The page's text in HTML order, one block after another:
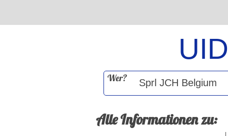
UID
Wer?
Alle Informationen zu: